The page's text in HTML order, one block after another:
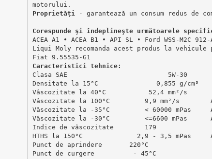
motorului.
Proprietăți
- garantează un consum redus
Corespunde şi îndeplineşte următoarele
ACEA A1 ∙ ACEA B1 ∙ API SL ∙ Ford WSS-M2C
Liqui Moly recomanda acest produs la
Fiat 9.55535-G1
Caracteristici tehnice:
Clasa SAE                          5W-30
Densitate la 15°C               0,855 g/cm³
Vâscozitate la 40°C           52,4 mm²/s
Vâscozitate la 100°C         9,9 mm²/s
Vâscozitate la -35°C         < 60000 mPas
Vâscozitate la -30°C         <=6600 mPas
Indice de vâscozitate        179
HTHS la 150°C              2,9 - 3,5 mPas
Punct de aprindere       220°C
Punct de curgere          - 45°C